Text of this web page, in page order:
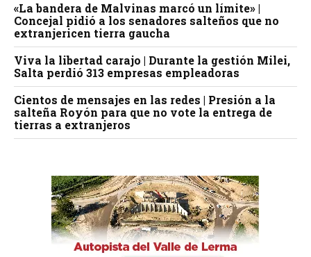
«La bandera de Malvinas marcó un límite» |
Concejal pidió a los senadores salteños que no
extranjericen tierra gaucha
Viva la libertad carajo | Durante la gestión Milei,
Salta perdió 313 empresas empleadoras
Cientos de mensajes en las redes | Presión a la
salteña Royón para que no vote la entrega de
tierras a extranjeros